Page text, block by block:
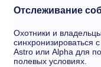
Отслеживание
Охотники и
синхронизироваться
Astro или Alpha для
полевых условиях.